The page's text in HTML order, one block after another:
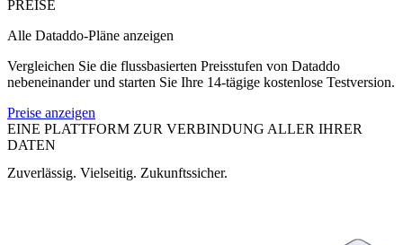
PREISE
Alle Dataddo-Pläne anzeigen
Vergleichen Sie die flussbasierten Preisstufen von Dataddo
nebeneinander und starten Sie Ihre 14-tägige kostenlose Testversion.
Preise anzeigen
EINE PLATTFORM ZUR VERBINDUNG ALLER IHRER
DATEN
Zuverlässig. Vielseitig. Zukunftssicher.